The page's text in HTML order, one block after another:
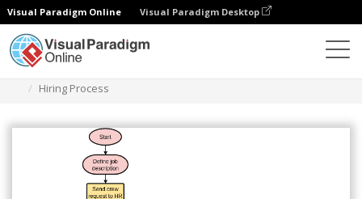
Visual Paradigm Online Visual Paradigm Desktop
Hiring Process